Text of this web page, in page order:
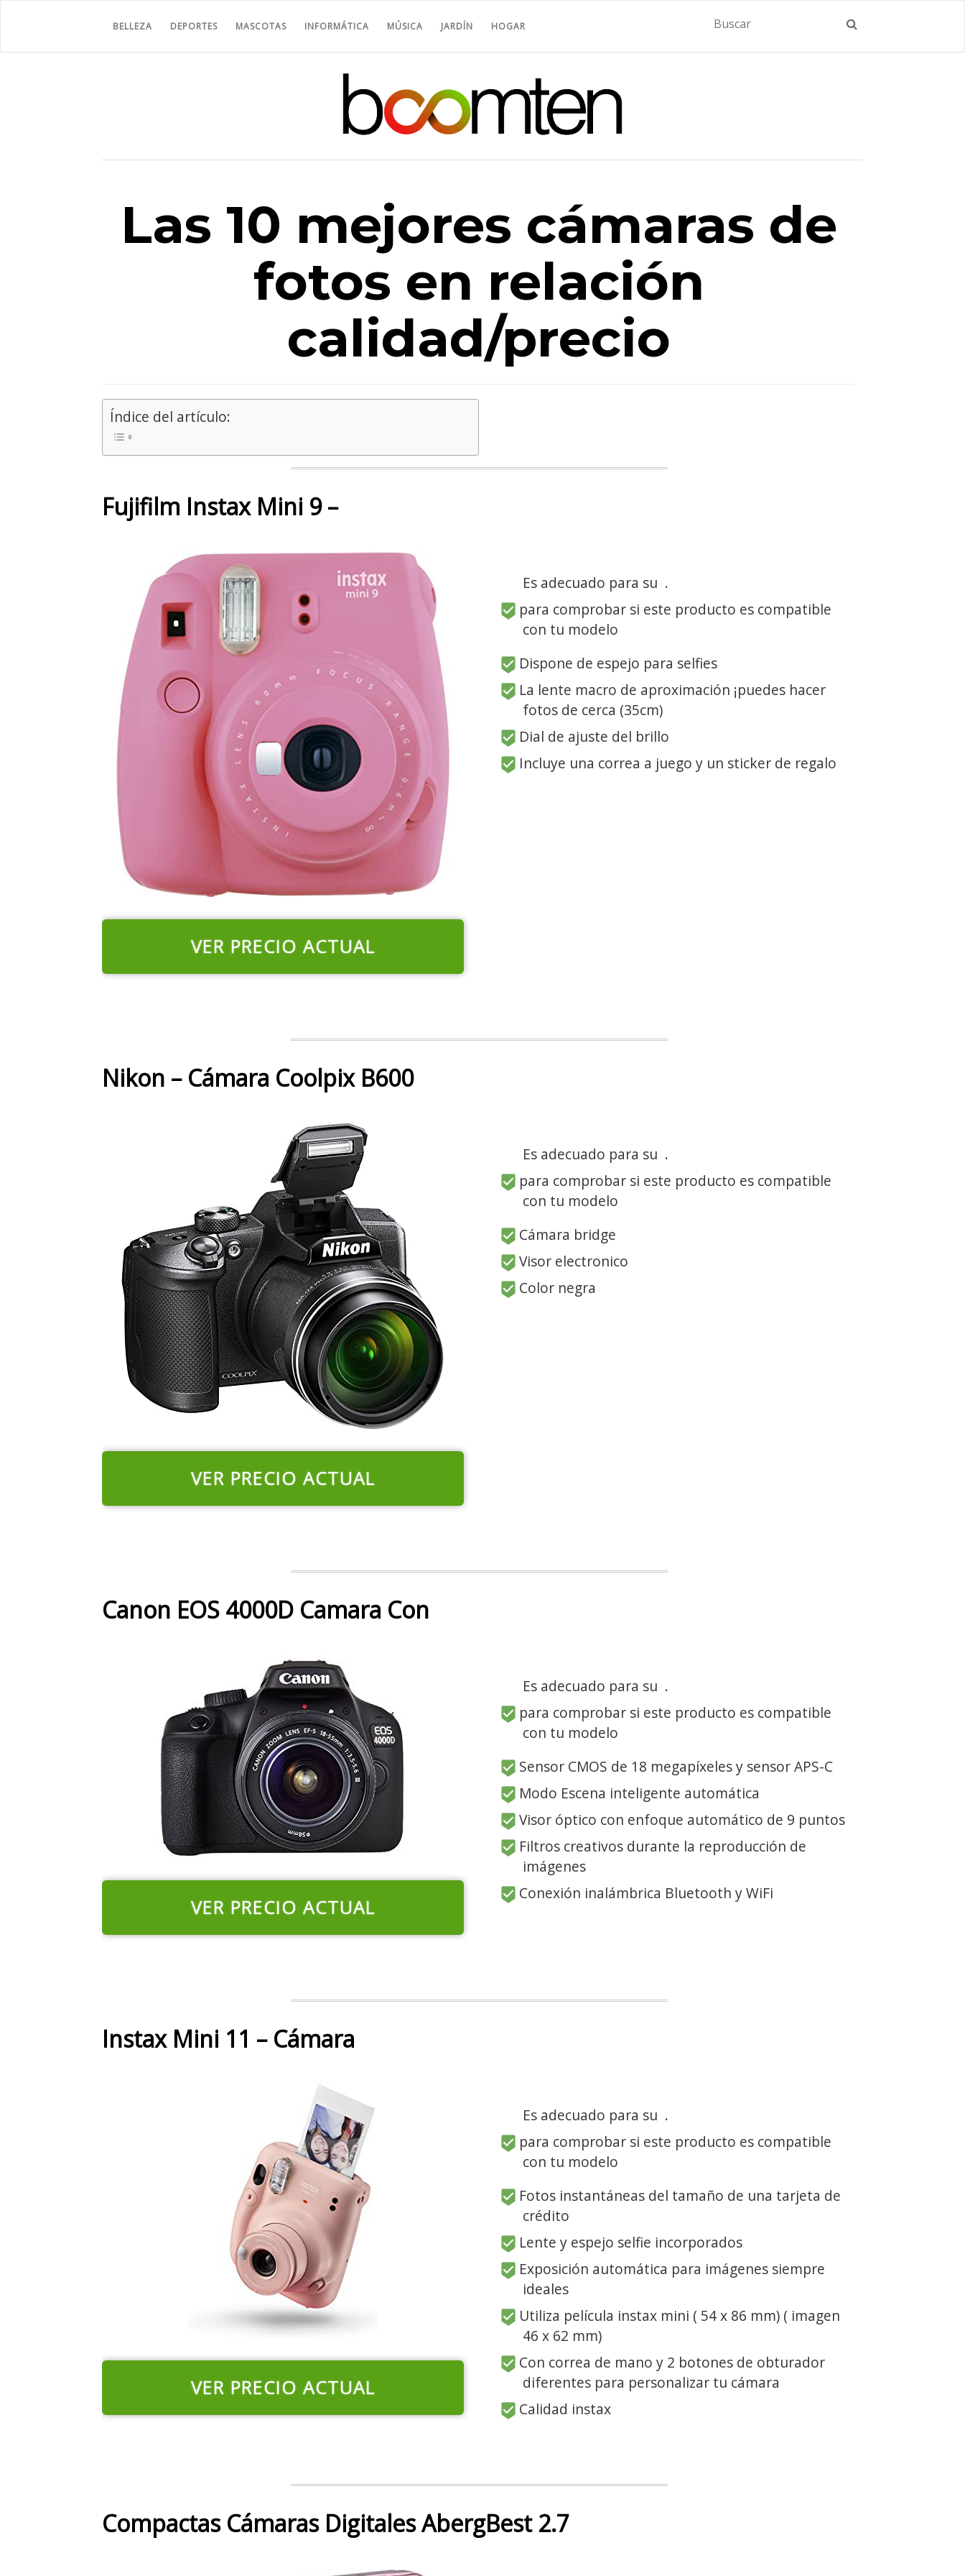
BELLEZA DEPORTES MASCOTAS INFORMÁTICA MÚSICA JARDÍN HOGAR
Las 10 mejores cámaras de
fotos en relación
calidad/precio
Índice del artículo:
Fujifilm Instax Mini 9 –
VER PRECIO ACTUAL
Es adecuado para su .
para comprobar si este producto es compatible
con tu modelo
Dispone de espejo para selfies
La lente macro de aproximación ¡puedes hacer
fotos de cerca (35cm)
Dial de ajuste del brillo
Incluye una correa a juego y un sticker de regalo
Nikon – Cámara Coolpix B600
VER PRECIO ACTUAL
Es adecuado para su .
para comprobar si este producto es compatible
con tu modelo
Cámara bridge
Visor electronico
Color negra
Canon EOS 4000D Camara Con
VER PRECIO ACTUAL
Es adecuado para su .
para comprobar si este producto es compatible
con tu modelo
Sensor CMOS de 18 megapíxeles y sensor APS-C
Modo Escena inteligente automática
Visor óptico con enfoque automático de 9 puntos
Filtros creativos durante la reproducción de
imágenes
Conexión inalámbrica Bluetooth y WiFi
Instax Mini 11 – Cámara
VER PRECIO ACTUAL
Es adecuado para su .
para comprobar si este producto es compatible
con tu modelo
Fotos instantáneas del tamaño de una tarjeta de
crédito
Lente y espejo selfie incorporados
Exposición automática para imágenes siempre
ideales
Utiliza película instax mini ( 54 x 86 mm) ( imagen
46 x 62 mm)
Con correa de mano y 2 botones de obturador
diferentes para personalizar tu cámara
Calidad instax
Compactas Cámaras Digitales AbergBest 2.7